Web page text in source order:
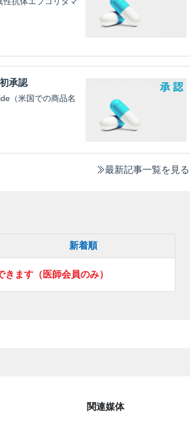
承認
（米国での商品名
最新記事一覧を見る
新着順
ます（医師会員のみ）
関連媒体